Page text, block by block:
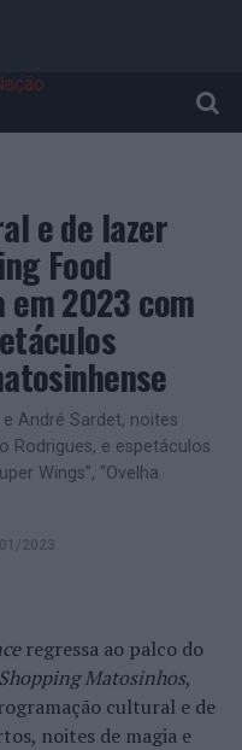
e de lazer
Food
2023 com
André Sardet, noites
Rodrigues, e espetáculos
Wings”, “Ovelha
2023
regressa ao palco do
Matosinhos,
cultural e de
noites de magia e